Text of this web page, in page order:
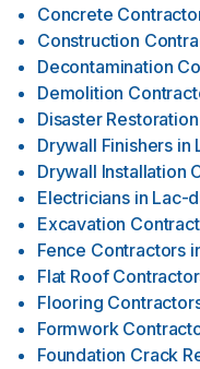
Concrete
Construction
Decontamination
Demolition
Disaster
Drywall Finishers in
Drywall Installation
Electricians in Lac-
Excavation
Fence Contractors
Flat Roof
Flooring
Formwork
Foundation Crack